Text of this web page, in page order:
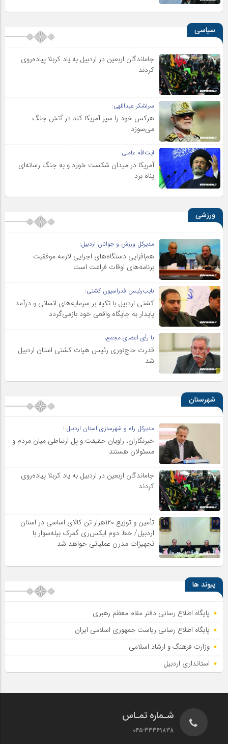
سیاسی
جاماندگان اربعین در اردبیل به یاد کربلا پیاده‌روی
کردند
سرلشکر عبداللهی:
هرکس خود را سپر آمریکا کند در آتش جنگ
می‌سوزد
آیت‌الله عاملی:
آمریکا در میدان شکست خورد و به جنگ رسانه‌ای
پناه برد
ورزشی
مدیرکل ورزش و جوانان اردبیل:
هم‌افزایی دستگاه‌های اجرایی لازمه موفقیت
برنامه‌های اوقات فراغت است
نایب‌رئیس فدراسیون کشتی:
کشتی اردبیل با تکیه بر سرمایه‌های انسانی و درآمد
پایدار به جایگاه واقعی خود بازمی‌گردد
با رأی اعضای مجمع،
قدرت حاج‌نوری رئیس هیات کشتی استان اردبیل
شد
شهرستان
مدیرکل راه و شهرسازی استان اردبیل :
خبرنگاران، راویان حقیقت و پل ارتباطی میان مردم و
مسئولان هستند
جاماندگان اربعین در اردبیل به یاد کربلا پیاده‌روی
کردند
تأمین و توزیع ۱۲۰هزار تن کالای اساسی در استان
اردبیل/ خط دوم ایکس‌ری گمرک بیله‌سوار با
تجهیزات مدرن عملیاتی خواهد شد
پیوند ها
پایگاه اطلاع رسانی دفتر مقام معظم رهبری
پایگاه اطلاع‌ رسانی ریاست‌ جمهوری اسلامی ایران
وزارت فرهنگ و ارشاد اسلامی
استانداری اردبیل
شـماره تمـاس
045-33369838